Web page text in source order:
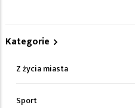
Kategorie
Z życia miasta
Sport